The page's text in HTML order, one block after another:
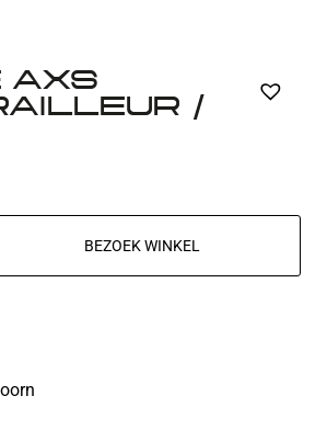
AXS
/
BEZOEK WINKEL